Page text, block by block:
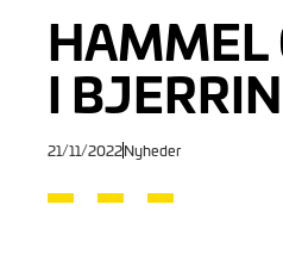
HAMMEL
I
21/11/2022Nyheder